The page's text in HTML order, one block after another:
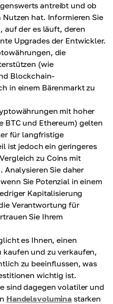
antreibt und ob
hat. Informieren Sie
auf der es läuft, deren
Upgrades der Entwickler.
die
(wie
Blockchain-
in einem Bärenmarkt zu
mit hoher
BTC und Ethereum) gelten
für langfristige
ist jedoch ein geringeres
zu Coins mit
Analysieren Sie daher
Sie Potenzial in einem
Kapitalisierung
Verantwortung für
Sie Ihrem
es Ihnen, einen
und zu verkaufen,
zu beeinflussen, was
wichtig ist.
sind dagegen volatiler und
Handelsvolumina starken